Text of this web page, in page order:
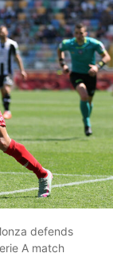
defends
A match